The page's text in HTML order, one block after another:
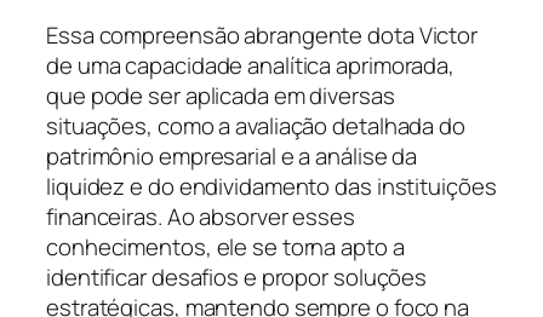
Essa compreensão abrangente dota Victor
de uma capacidade analítica aprimorada,
que pode ser aplicada em diversas
situações, como a avaliação detalhada do
patrimônio empresarial e a análise da
liquidez e do endividamento das instituições
financeiras. Ao absorver esses
conhecimentos, ele se torna apto a
identificar desafios e propor soluções
estratégicas, mantendo sempre o foco na